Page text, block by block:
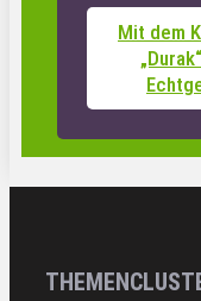
Mit dem